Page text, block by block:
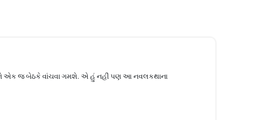
તમને એક જ બેઠકે વાંચવા ગમશે. એ હું નહીં પણ આ નવલકથાના